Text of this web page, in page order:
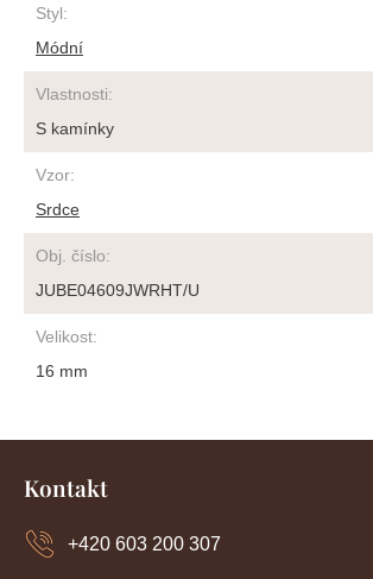
Styl:
Módní
Vlastnosti:
S kamínky
Vzor:
Srdce
Obj. číslo:
JUBE04609JWRHT/U
Velikost:
16 mm
Kontakt
+420 603 200 307